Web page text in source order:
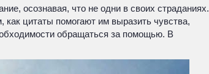
осознавая, что не одни в своих страданиях.
цитаты помогают им выразить чувства,
обращаться за помощью. В